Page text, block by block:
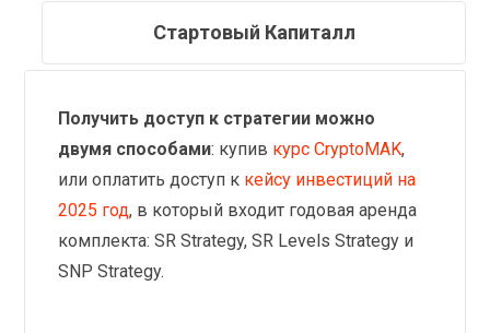
Стартовый Капиталл
Получить доступ к стратегии можно
двумя способами: купив курс CryptoMAK,
или оплатить доступ к кейсу инвестиций на
2025 год, в который входит годовая аренда
комплекта: SR Strategy, SR Levels Strategy и
SNP Strategy.